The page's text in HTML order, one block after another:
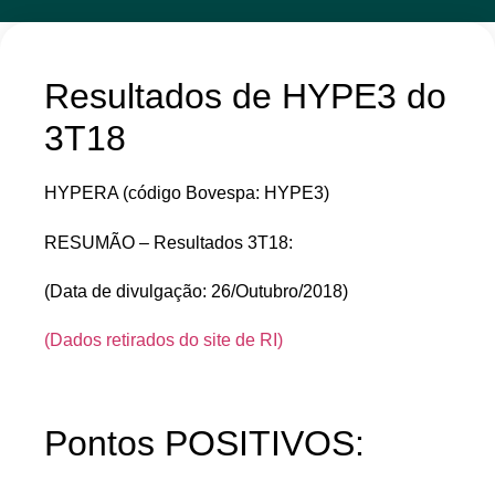
Resultados de HYPE3 do
3T18
HYPERA (código Bovespa: HYPE3)
RESUMÃO – Resultados 3T18:
(Data de divulgação: 26/Outubro/2018)
(Dados retirados do site de RI)
Pontos POSITIVOS: